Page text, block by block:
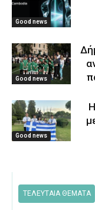
Good news
Good news
Good news
ΤΕΛΕΥΤΑΙΑ ΘΕΜΑΤΑ